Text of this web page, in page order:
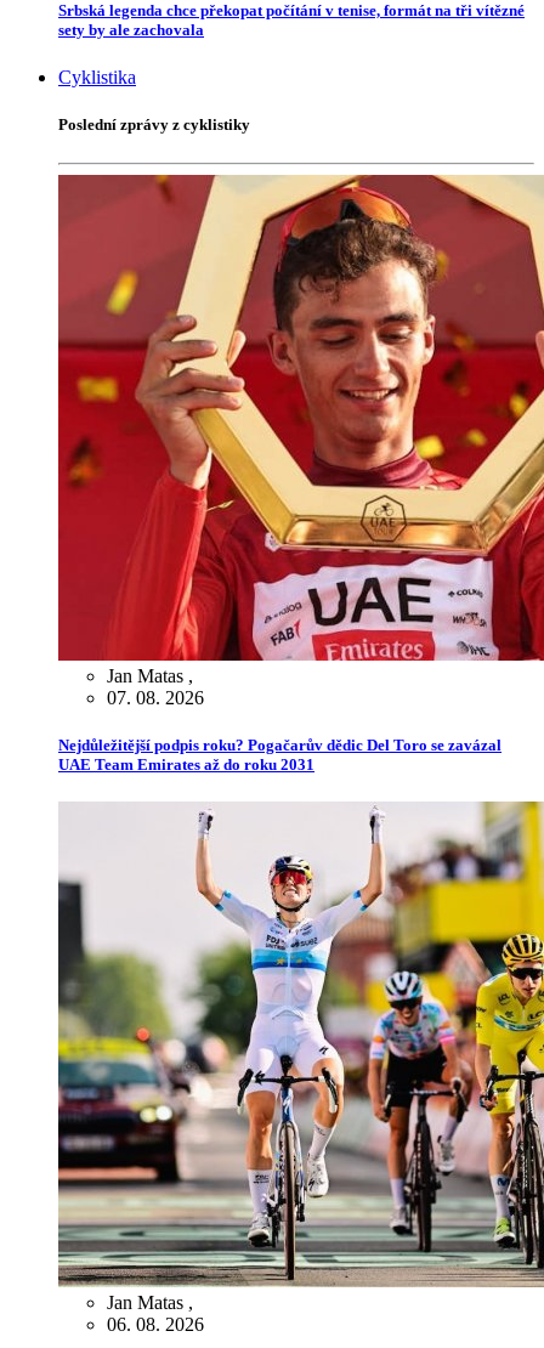
Srbská legenda chce překopat počítání v tenise, formát na tři vítězné
sety by ale zachovala
Cyklistika
Poslední zprávy z cyklistiky
Jan Matas ,
07. 08. 2026
Nejdůležitější podpis roku? Pogačarův dědic Del Toro se zavázal
UAE Team Emirates až do roku 2031
Jan Matas ,
06. 08. 2026